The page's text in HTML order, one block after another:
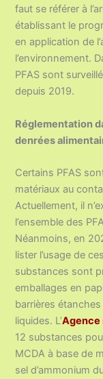
faut se référer à
établissant le
en application de
l’environnement.
PFAS sont
depuis 2019.
Réglementation
denrées
Certains PFAS
matériaux au
Actuellement, il
l’ensemble des
Néanmoins, en
lister l’usage de
substances sont
emballages en
barrières
liquides. L’Agence
12 substances
MCDA à base de
sel d’ammonium